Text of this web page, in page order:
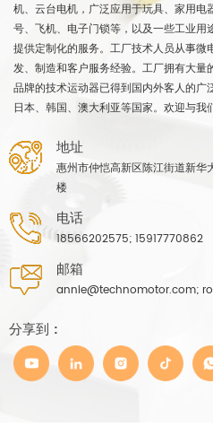
机、云台电机，广泛应用于玩具、家用
号、飞机、电子门锁等，以及一些工业用
提供定制化的服务。工厂技术人员从事
发、制造和客户服务经验。工厂拥有大
品牌的技术运动器已得到国内外客人的广
日本、韩国、澳大利亚等国家。欢迎与我
地址
惠州市仲恺高新区陈江街道新
楼
电话
18566202575; 15917770862
邮箱
annie@technomotor.com;
分享到 :